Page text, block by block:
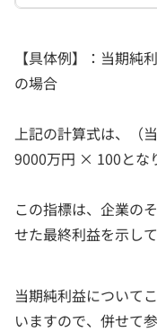
【具体例】：当期純
の場合
上記の計算式は、（
9000万円 × 100とな
この指標は、企業の
せた最終利益を示して
当期純利益について
いますので、併せて